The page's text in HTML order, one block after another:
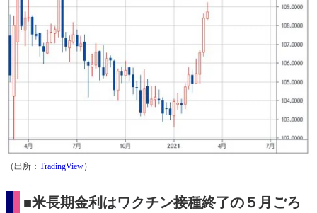
（出所： TradingView）
■米長期金利はワクチン接種終了の５月ごろ